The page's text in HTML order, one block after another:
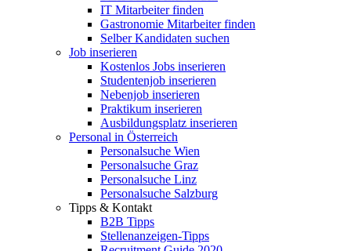
IT Mitarbeiter finden
Gastronomie Mitarbeiter finden
Selber Kandidaten suchen
Job inserieren
Kostenlos Jobs inserieren
Studentenjob inserieren
Nebenjob inserieren
Praktikum inserieren
Ausbildungsplatz inserieren
Personal in Österreich
Personalsuche Wien
Personalsuche Graz
Personalsuche Linz
Personalsuche Salzburg
Tipps & Kontakt
B2B Tipps
Stellenanzeigen-Tipps